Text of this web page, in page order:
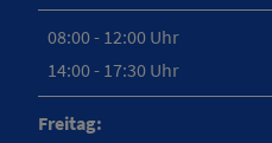
08:00 - 12:00 Uhr
14:00 - 17:30 Uhr
Freitag: